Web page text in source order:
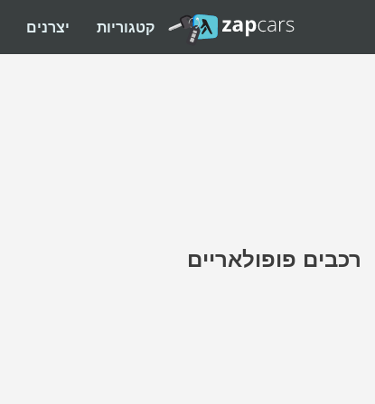
קטגוריות יצרנים
רכבים פופולאריים